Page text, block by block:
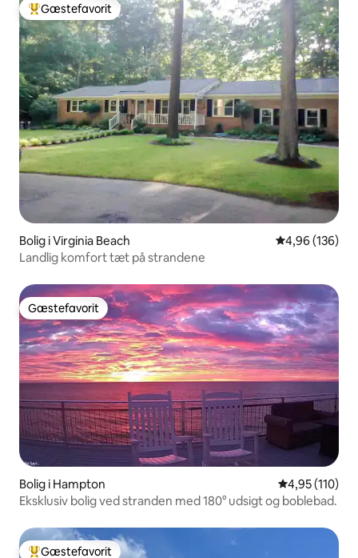
Bedste gæstefavorit
Gæstefavorit
Bolig i Virginia Beach 4,96 ud af 5 i
4,96 (136)
Landlig komfort tæt på strandene
Gæstefavorit
Gæstefavorit
Bolig i Hampton 4,95 ud af 5 i
4,95 (110)
Eksklusiv bolig ved stranden med 180° udsigt og boblebad.
Gæstefavorit